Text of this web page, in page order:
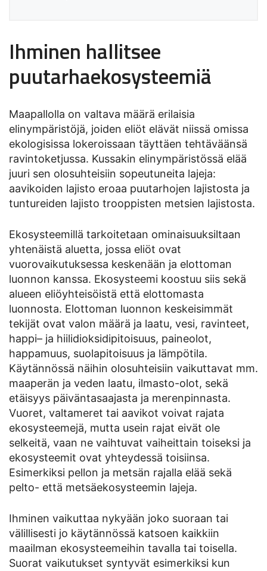
Ihminen hallitsee
puutarhaekosysteemiä
Maapallolla on valtava määrä erilaisia
elinympäristöjä, joiden eliöt elävät niissä omissa
ekologisissa lokeroissaan täyttäen tehtäväänsä
ravintoketjussa. Kussakin elinympäristössä elää
juuri sen olosuhteisiin sopeutuneita lajeja:
aavikoiden lajisto eroaa puutarhojen lajistosta ja
tuntureiden lajisto trooppisten metsien lajistosta.
Ekosysteemillä tarkoitetaan ominaisuuksiltaan
yhtenäistä aluetta, jossa eliöt ovat
vuorovaikutuksessa keskenään ja elottoman
luonnon kanssa. Ekosysteemi koostuu siis sekä
alueen eliöyhteisöistä että elottomasta
luonnosta. Elottoman luonnon keskeisimmät
tekijät ovat valon määrä ja laatu, vesi, ravinteet,
happi– ja hiilidioksidipitoisuus, paineolot,
happamuus, suolapitoisuus ja lämpötila.
Käytännössä näihin olosuhteisiin vaikuttavat mm.
maaperän ja veden laatu, ilmasto-olot, sekä
etäisyys päiväntasaajasta ja merenpinnasta.
Vuoret, valtameret tai aavikot voivat rajata
ekosysteemejä, mutta usein rajat eivät ole
selkeitä, vaan ne vaihtuvat vaiheittain toiseksi ja
ekosysteemit ovat yhteydessä toisiinsa.
Esimerkiksi pellon ja metsän rajalla elää sekä
pelto- että metsäekosysteemin lajeja.
Ihminen vaikuttaa nykyään joko suoraan tai
välillisesti jo käytännössä katsoen kaikkiin
maailman ekosysteemeihin tavalla tai toisella.
Suorat vaikutukset syntyvät esimerkiksi kun